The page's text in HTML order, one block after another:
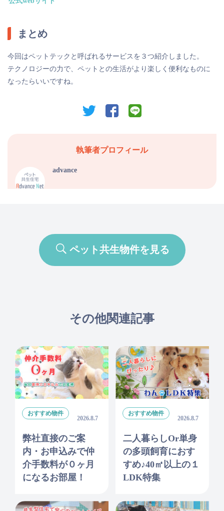
まとめ
今回はペットテックと呼ばれるサービスを３つ紹介しました。
テクノロジーの力で、ペットとの生活がより楽しく便利なものに
なったらいいですね。
twitter facebook
執筆者プロフィール
advance
ペット共生物件を見る
その他関連記事
おすすめ物件
2026.8.7
弊社直接のご案
内・お申込みで仲
介手数料が０ヶ月
になるお部屋！
おすすめ物件
2026.8.7
二人暮らしor単身
の多頭飼育におす
すめ♪40㎡以上の１
LDK特集